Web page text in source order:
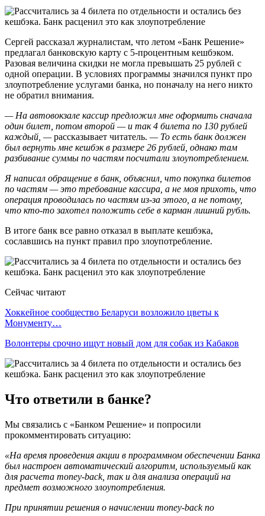
Сергей рассказал журналистам, что летом «Банк Решение»
предлагал банковскую карту с 5-процентным кешбэком.
Разовая величина скидки не могла превышать 25 рублей с
одной операции. В условиях программы значился пункт про
злоупотребление услугами банка, но поначалу на него никто
не обратил внимания.
— На автовокзале кассир предложил мне оформить сначала
один билет, потом второй — и так 4 билета по 130 рублей
каждый, —рассказывает читатель. — То есть банк должен
был вернуть мне кешбэк в размере 26 рублей, однако там
разбивание суммы по частям посчитали злоупотреблением.
Я написал обращение в банк, объяснил, что покупка билетов
по частям — это требование кассира, а не моя прихоть, что
операция проводилась по частям из-за этого, а не потому,
что кто-то захотел положить себе в карман лишний рубль.
В итоге банк все равно отказал в выплате кешбэка,
сославшись на пункт правил про злоупотребление.
Сейчас читают
Хоккейное сообщество Беларуси возложило цветы к
Монументу…
Волонтеры срочно ищут новый дом для собак из Кабаков
Что ответили в банке?
Мы связались с «Банком Решение» и попросили
прокомментировать ситуацию:
«На время проведения акции в программном обеспечении Банка
был настроен автоматический алгоритм, используемый как
для расчета money-back, так и для анализа операций на
предмет возможного злоупотребления.
При принятии решения о начислении money-back по